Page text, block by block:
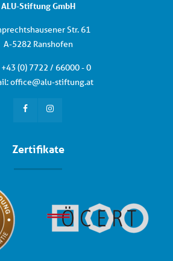
ALU-Stiftung GmbH
Str. 61
A-5282 Ranshofen
43 (0) 7722 / 66000 - 0
office@alu-stiftung.at
Zertifikate